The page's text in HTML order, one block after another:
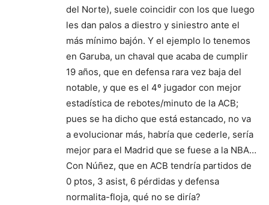
del Norte), suele coincidir con los que luego
les dan palos a diestro y siniestro ante el
más mínimo bajón. Y el ejemplo lo tenemos
en Garuba, un chaval que acaba de cumplir
19 años, que en defensa rara vez baja del
notable, y que es el 4º jugador con mejor
estadística de rebotes/minuto de la ACB;
pues se ha dicho que está estancado, no va
a evolucionar más, habría que cederle, sería
mejor para el Madrid que se fuese a la NBA…
Con Núñez, que en ACB tendría partidos de
0 ptos, 3 asist, 6 pérdidas y defensa
normalita-floja, qué no se diría?